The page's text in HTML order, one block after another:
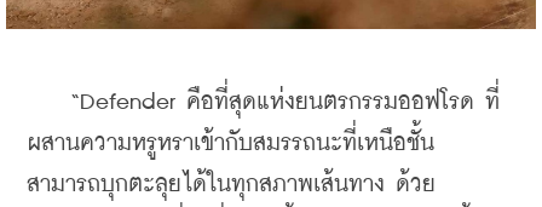
“Defender คือที่สุดแห่งยนตรกรรมออฟโรด ที่
ผสานความหรูหราเข้ากับสมรรถนะที่เหนือชั้น
สามารถบุกตะลุยได้ในทุกสภาพเส้นทาง ด้วย